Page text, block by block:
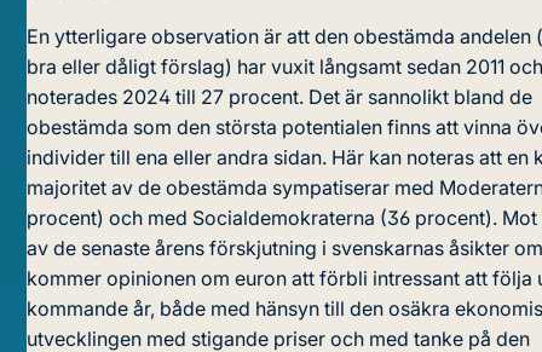
En ytterligare observation är att den obestämda andelen
bra eller dåligt förslag) har vuxit långsamt sedan 2011
noterades 2024 till 27 procent. Det är sannolikt bland de
obestämda som den största potentialen finns att vinna
individer till ena eller andra sidan. Här kan noteras att en
majoritet av de obestämda sympatiserar med
procent) och med Socialdemokraterna (36 procent).
av de senaste årens förskjutning i svenskarnas åsikter
kommer opinionen om euron att förbli intressant att följa
kommande år, både med hänsyn till den osäkra
utvecklingen med stigande priser och med tanke på den